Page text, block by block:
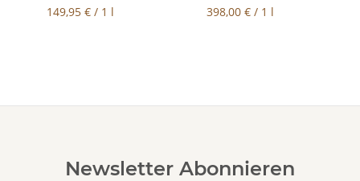
149,95 € / 1 l
398,00 € / 1 l
Newsletter Abonnieren